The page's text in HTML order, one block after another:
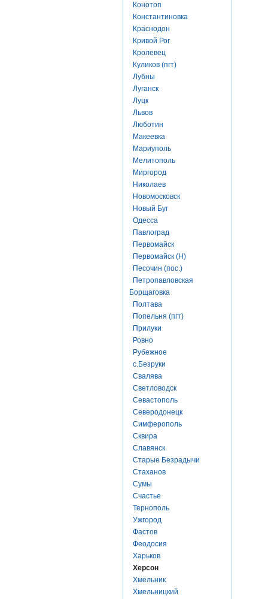
Конотоп
Константиновка
Краснодон
Кривой Рог
Кролевец
Куликов (пгт)
Лубны
Луганск
Луцк
Львов
Люботин
Макеевка
Мариуполь
Мелитополь
Миргород
Николаев
Новомосковск
Новый Буг
Одесса
Павлоград
Первомайск
Первомайск (Н)
Песочин (пос.)
Петропавловская
Борщаговка
Полтава
Попельня (пгт)
Прилуки
Ровно
Рубежное
с.Безруки
Свалява
Светловодск
Севастополь
Северодонецк
Симферополь
Сквира
Славянск
Старые Безрадычи
Стаханов
Сумы
Счастье
Тернополь
Ужгород
Фастов
Феодосия
Харьков
Херсон
Хмельник
Хмельницкий